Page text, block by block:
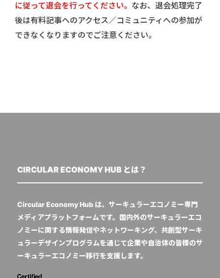
に従って退会を行ってください。 なお、退会処理完了
後は有料記事へのアクセス／コミュニティへの参加が
できなくなりますのでご注意ください。
CIRCULAR ECONOMY HUB とは？
Circular Economy Hub は、サーキュラーエコノミー専門
メディアプラットフォームです。国内外のサーキュラーエコ
ノミーに関する情報発信やネットワーキング、共創型サーキ
ュラーデザインプログラムを通じて企業や自治体の皆様のサ
ーキュラーエコノミー移行を支援します。